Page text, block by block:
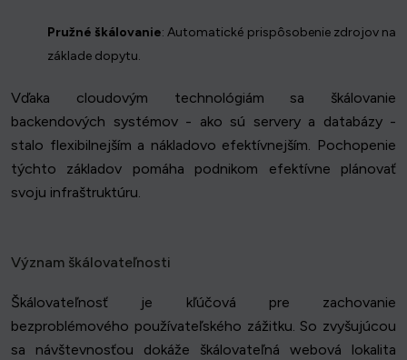
Pružné škálovanie: Automatické prispôsobenie zdrojov na
základe dopytu.
Vďaka cloudovým technológiám sa škálovanie
backendových systémov - ako sú servery a databázy -
stalo flexibilnejším a nákladovo efektívnejším. Pochopenie
týchto základov pomáha podnikom efektívne plánovať
svoju infraštruktúru.
Význam škálovateľnosti
Škálovateľnosť je kľúčová pre zachovanie
bezproblémového používateľského zážitku. So zvyšujúcou
sa návštevnosťou dokáže škálovateľná webová lokalita